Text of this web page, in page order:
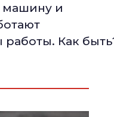
машину и
Как